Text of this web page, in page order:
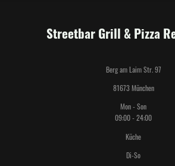
Streetbar Grill & Pizza
Berg am Laim Str. 97
81673 München
Mon - Son
09:00 - 24:00
Küche
Di-So